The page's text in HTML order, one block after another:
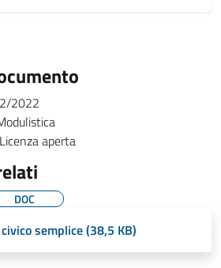
2022
Licenza aperta
DOC
semplice (38,5 KB)